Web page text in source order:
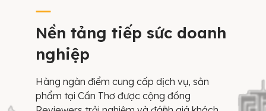
Nền tảng tiếp sức doanh
nghiệp
Hàng ngàn điểm cung cấp dịch vụ, sản
phẩm tại Cần Thơ được cộng đồng